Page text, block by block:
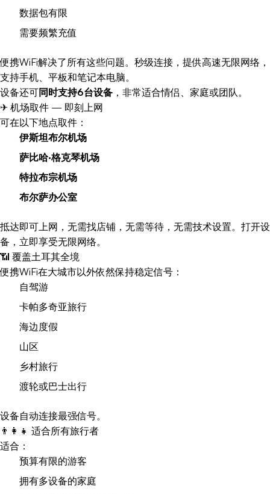
数据包有限
需要频繁充值
便携WiFi解决了所有这些问题。秒级连接，提供高速无限网络，
支持手机、平板和笔记本电脑。
设备还可同时支持6台设备 ，非常适合情侣、家庭或团队。
✈ 机场取件 — 即刻上网
可在以下地点取件：
伊斯坦布尔机场
萨比哈·格克琴机场
特拉布宗机场
布尔萨办公室
抵达即可上网，无需找店铺，无需等待，无需技术设置。打开设
备，立即享受无限网络。
📶 覆盖土耳其全境
便携WiFi在大城市以外依然保持稳定信号：
自驾游
卡帕多奇亚旅行
海边度假
山区
乡村旅行
渡轮或巴士出行
设备自动连接最强信号。
👨‍👩‍👧 适合所有旅行者
适合：
预算有限的游客
拥有多设备的家庭